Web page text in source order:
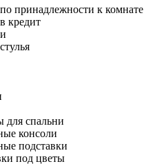
принадлежности к комнате
кредит
для спальни
консоли
подставки
под цветы